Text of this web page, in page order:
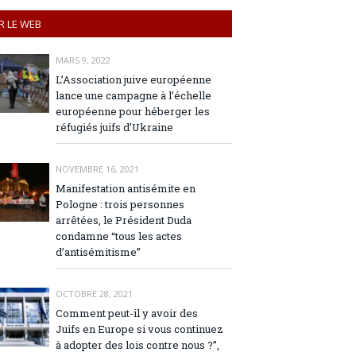
LE WEB
MARS 9, 2022
L’Association juive européenne
lance une campagne à l’échelle
européenne pour héberger les
réfugiés juifs d’Ukraine
NOVEMBRE 16, 2021
Manifestation antisémite en
Pologne : trois personnes
arrêtées, le Président Duda
condamne “tous les actes
d’antisémitisme”
OCTOBRE 28, 2021
Comment peut-il y avoir des
Juifs en Europe si vous continuez
à adopter des lois contre nous ?”,